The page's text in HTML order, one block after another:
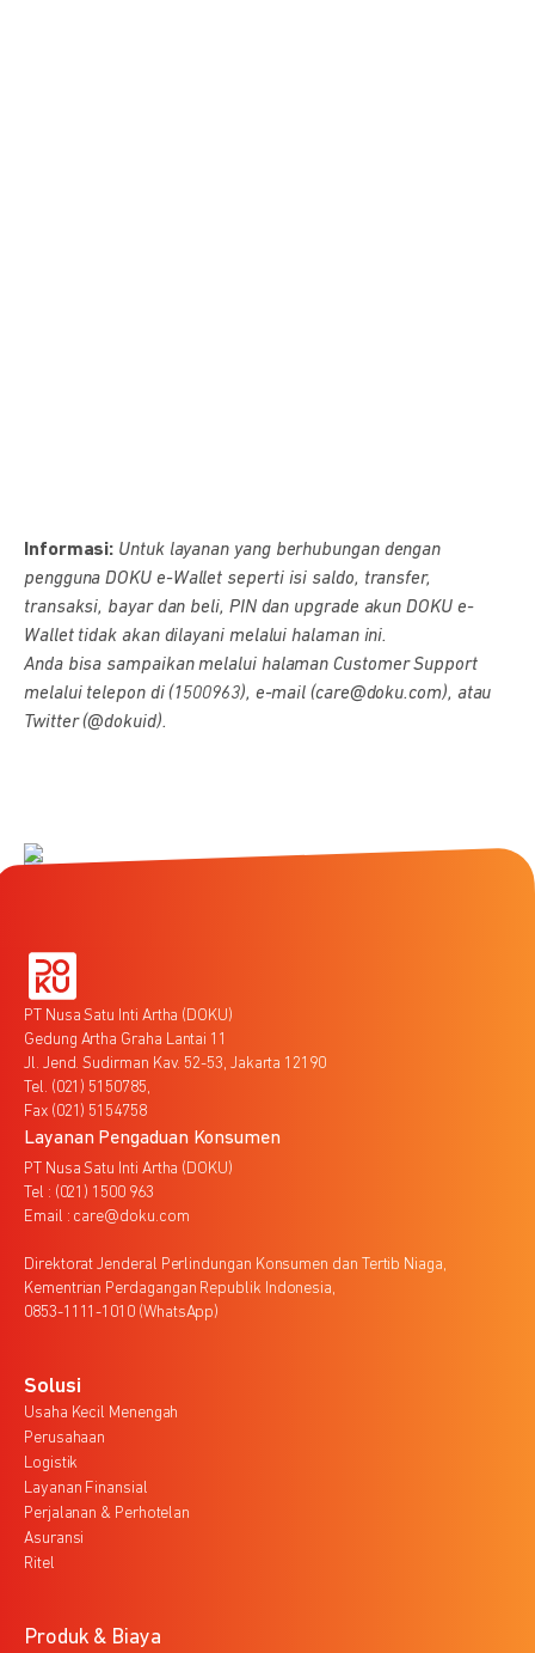
Informasi: Untuk layanan yang berhubungan dengan
pengguna DOKU e-Wallet seperti isi saldo, transfer,
transaksi, bayar dan beli, PIN dan upgrade akun DOKU e-
Wallet tidak akan dilayani melalui halaman ini.
Anda bisa sampaikan melalui halaman Customer Support
melalui telepon di (1500963), e-mail (care@doku.com), atau
Twitter (@dokuid).
PT Nusa Satu Inti Artha (DOKU)
Gedung Artha Graha Lantai 11
Jl. Jend. Sudirman Kav. 52-53, Jakarta 12190
Tel. (021) 5150785,
Fax (021) 5154758
Layanan Pengaduan Konsumen
PT Nusa Satu Inti Artha (DOKU)
Tel : (021) 1500 963
Email : care@doku.com
Direktorat Jenderal Perlindungan Konsumen dan Tertib Niaga,
Kementrian Perdagangan Republik Indonesia,
0853-1111-1010 (WhatsApp)
Solusi
Usaha Kecil Menengah
Perusahaan
Logistik
Layanan Finansial
Perjalanan & Perhotelan
Asuransi
Ritel
Produk & Biaya